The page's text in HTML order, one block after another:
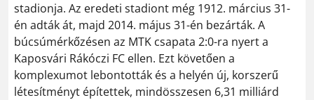
stadionja. Az eredeti stadiont még 1912. március 31-
én adták át, majd 2014. május 31-én bezárták. A
búcsúmérkőzésen az MTK csapata 2:0-ra nyert a
Kaposvári Rákóczi FC ellen. Ezt követően a
komplexumot lebontották és a helyén új, korszerű
létesítményt építettek, mindösszesen 6,31 milliárd